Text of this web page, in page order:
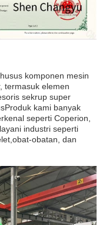
komponen mesin
termasuk elemen
sekrup super
kami banyak
seperti Coperion,
industri seperti
obatan, dan